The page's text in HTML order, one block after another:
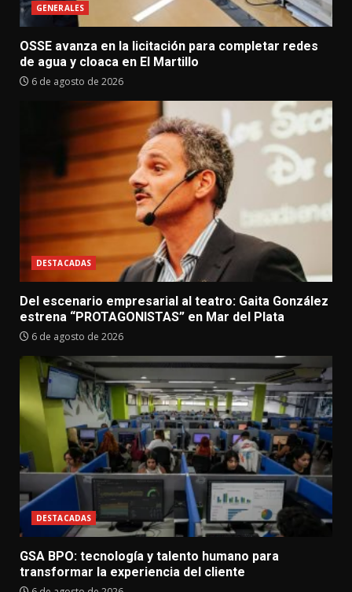
GENERALES
OSSE avanza en la licitación para completar redes
de agua y cloaca en El Martillo
6 de agosto de 2026
DESTACADAS
Del escenario empresarial al teatro: Gaita González
estrena “PROTAGONISTAS” en Mar del Plata
6 de agosto de 2026
DESTACADAS
GSA BPO: tecnología y talento humano para
transformar la experiencia del cliente